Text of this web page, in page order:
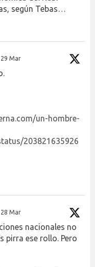
según Tebas…
29 Mar
un-hombre-
203821635926
28 Mar
nacionales no
pirra ese rollo. Pero